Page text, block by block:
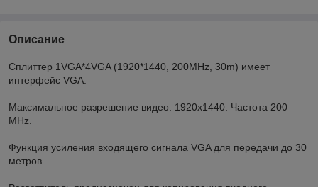
Описание
Сплиттер 1VGA*4VGA (1920*1440, 200MHz, 30m) имеет
интерфейс VGA.
Максимальное разрешение видео: 1920x1440. Частота 200
MHz.
Функция усиления входящего сигнала VGA для передачи до 30
метров.